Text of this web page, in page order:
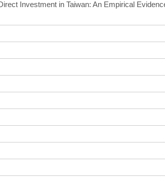
Investment in Taiwan: An Empirical